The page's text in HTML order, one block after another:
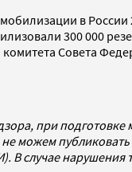
в
300 000
комитета Совета
при
можем публиковать
В случае